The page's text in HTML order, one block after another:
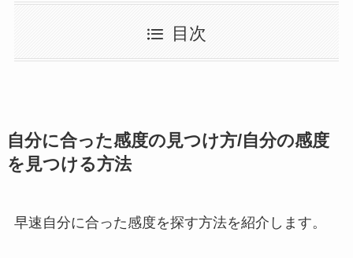
目次
自分に合った感度の見つけ方/自分の感度
を見つける方法
早速自分に合った感度を探す方法を紹介します。